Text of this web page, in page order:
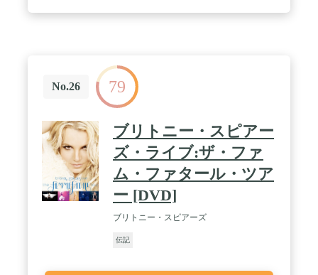
No.26 79
ブリトニー・スピアー
ズ・ライブ:ザ・ファ
ム・ファタール・ツア
ー [DVD]
ブリトニー・スピアーズ
伝記